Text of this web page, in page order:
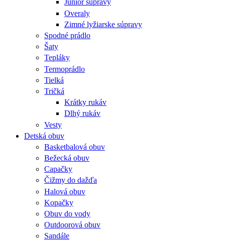
Junior súpravy
Overaly
Zimné lyžiarske súpravy
Spodné prádlo
Šaty
Tepláky
Termoprádlo
Tielká
Tričká
Krátky rukáv
Dlhý rukáv
Vesty
Detská obuv
Basketbalová obuv
Bežecká obuv
Capačky
Čižmy do dažďa
Halová obuv
Kopačky
Obuv do vody
Outdoorová obuv
Sandále